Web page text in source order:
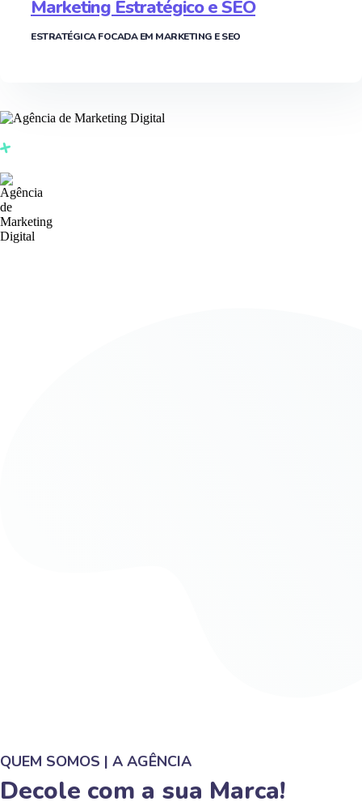
Marketing Estratégico e SEO
ESTRATÉGICA FOCADA EM MARKETING E SEO
QUEM SOMOS | A AGÊNCIA
Decole com a sua Marca!